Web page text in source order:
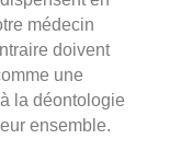
médecin
doivent
une
la déontologie
ensemble.